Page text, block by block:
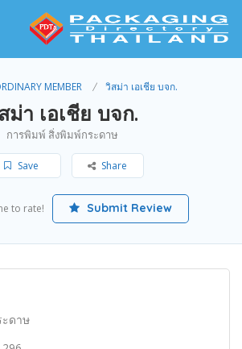
MEMBER วิสม่า เอเชีย บจก.
ม่า เอเชีย บจก.
การพิมพ์ สิ่งพิมพ์กระดาษ
Save Share
to rate! Submit Review
ดาษ